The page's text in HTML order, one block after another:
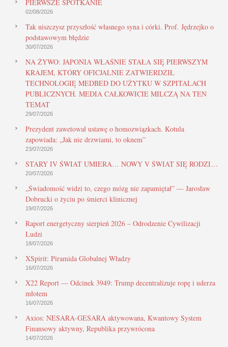
PIERWSZE SPOTKANIE
02/08/2026
Tak niszczysz przyszłość własnego syna i córki. Prof. Jędrzejko o
podstawowym błędzie
30/07/2026
NA ŻYWO: JAPONIA WŁAŚNIE STAŁA SIĘ PIERWSZYM
KRAJEM, KTÓRY OFICJALNIE ZATWIERDZIŁ
TECHNOLOGIĘ MEDBED DO UŻYTKU W SZPITALACH
PUBLICZNYCH. MEDIA CAŁKOWICIE MILCZĄ NA TEN
TEMAT
29/07/2026
Prezydent zawetował ustawę o homozwiązkach. Kotula
zapowiada: „Jak nie drzwiami, to oknem”
23/07/2026
STARY IV ŚWIAT UMIERA… NOWY V ŚWIAT SIĘ RODZI…
20/07/2026
„Świadomość widzi to, czego mózg nie zapamiętał” — Jarosław
Dobrucki o życiu po śmierci klinicznej
19/07/2026
Raport energetyczny sierpień 2026 – Odrodzenie Cywilizacji
Ludzi
18/07/2026
XSpirit: Piramida Globalnej Władzy
16/07/2026
X22 Report — Odcinek 3949: Trump decentralizuje ropę i uderza
młotem
16/07/2026
Axios: NESARA-GESARA aktywowana, Kwantowy System
Finansowy aktywny, Republika przywrócona
14/07/2026